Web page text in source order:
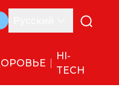
HI-
TECH